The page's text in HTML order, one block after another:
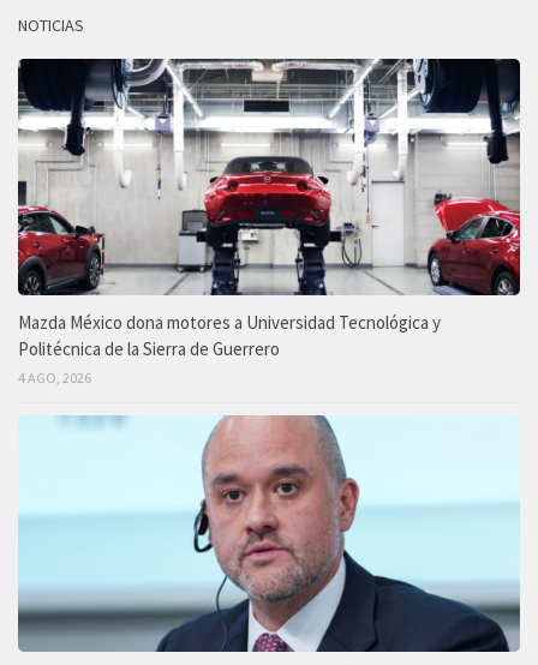
NOTICIAS
Mazda México dona motores a Universidad Tecnológica y
Politécnica de la Sierra de Guerrero
4 AGO, 2026